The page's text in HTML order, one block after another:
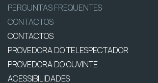
PERGUNTAS FREQUENTES
CONTACTOS
CONTACTOS
PROVEDORA DO TELESPECTADOR
PROVEDORA DO OUVINTE
ACESSIBILIDADES